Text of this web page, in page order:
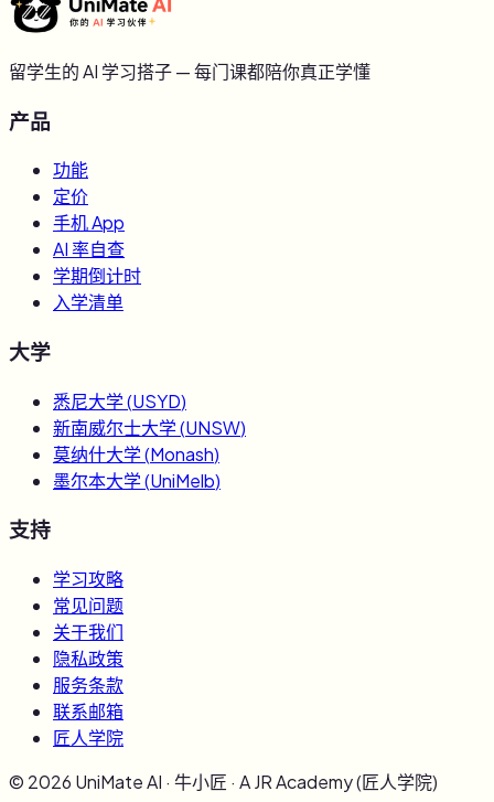
留学生的 AI 学习搭子 — 每门课都陪你真正学懂
产品
功能
定价
手机 App
AI 率自查
学期倒计时
入学清单
大学
悉尼大学(USYD)
新南威尔士大学(UNSW)
莫纳什大学(Monash)
墨尔本大学(UniMelb)
支持
学习攻略
常见问题
关于我们
隐私政策
服务条款
联系邮箱
匠人学院
© 2026 UniMate AI · 牛小匠 · A JR Academy (匠人学院)